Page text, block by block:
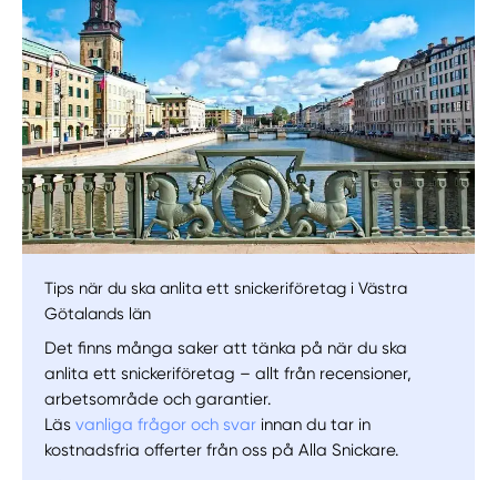
Välj tillvägagångssätt
Tips när du ska anlita ett snickeriföretag i Västra
Götalands län
Det finns många saker att tänka på när du ska
anlita ett snickeriföretag – allt från recensioner,
arbetsområde och garantier.
Läsvanliga frågor och svar innan du tar in
kostnadsfria offerter från oss på Alla Snickare.